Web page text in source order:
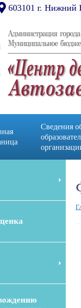
603101 г. Нижний
Сведения